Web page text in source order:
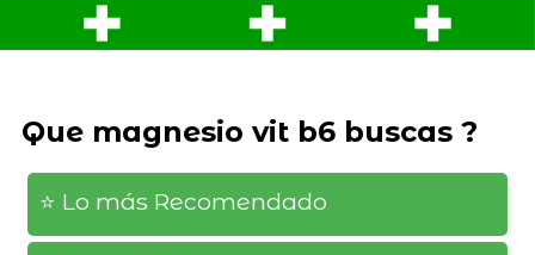
Que magnesio vit b6 buscas ?
⭐️ Lo más Recomendado